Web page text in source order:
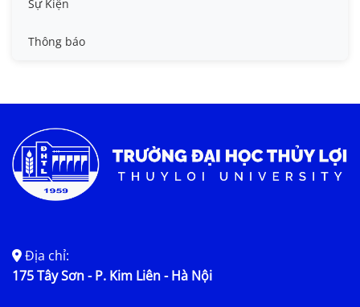
Tin đào tạo
Tin tức chung
Sự Kiện
Thông báo
Địa chỉ:
175 Tây Sơn - P. Kim Liên - Hà Nội